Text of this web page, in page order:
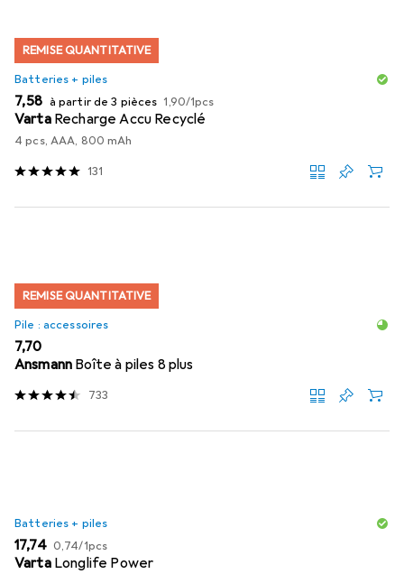
REMISE QUANTITATIVE
Batteries + piles
EUR
7,58 à partir de 3 pièces EUR
1,90/1pcs
Varta Recharge Accu Recyclé
4 pcs, AAA, 800 mAh
131
REMISE QUANTITATIVE
Pile : accessoires
EUR
7,70
Ansmann Boîte à piles 8 plus
733
Batteries + piles
EUR
17,74 EUR
0,74/1pcs
Varta Longlife Power